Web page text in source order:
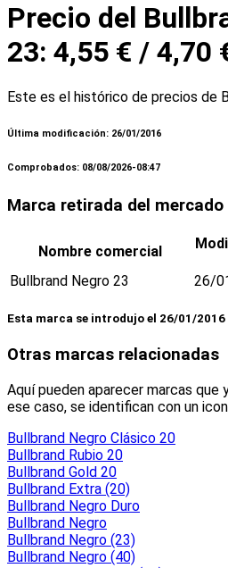
Precio del
23: 4,55 € / 4,70
Este es el histórico de precios de
Última modificación: 26/01/2016
Comprobados: 08/08/2026-08:47
Marca retirada del mercado
Nombre comercial
Bullbrand Negro 23
26/
Esta marca se introdujo el 26/01/2016
Otras marcas relacionadas
Aquí pueden aparecer marcas que
ese caso, se identifican con un
Bullbrand Negro Clásico 20
Bullbrand Rubio 20
Bullbrand Gold 20
Bullbrand Extra (20)
Bullbrand Negro Duro
Bullbrand Negro
Bullbrand Negro (23)
Bullbrand Negro (40)